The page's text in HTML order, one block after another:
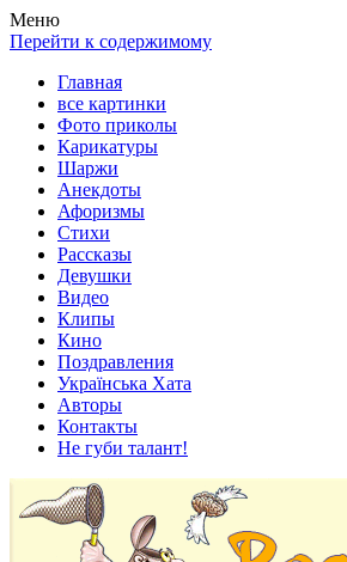
Весела хата — прикольные картинки,
клипы!
Покажем всем ваши фото приколы,
рассказы, видео и песни!
Меню
Перейти к содержимому
Главная
все картинки
Фото приколы
Карикатуры
Шаржи
Анекдоты
Афоризмы
Стихи
Рассказы
Девушки
Видео
Клипы
Кино
Поздравления
Українська Хата
Авторы
Контакты
Не губи талант!